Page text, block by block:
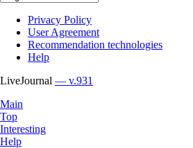
Privacy Policy
User Agreement
Recommendation technologies
Help
LiveJournal — v.931
Main
Top
Interesting
Help